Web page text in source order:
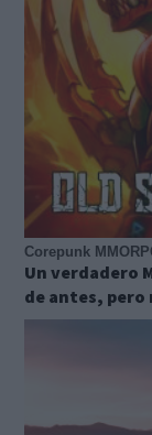
Corepunk
Un verdadero
de antes, pero